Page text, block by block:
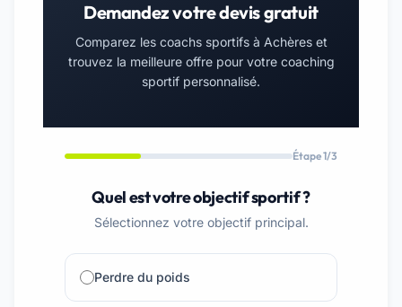
Demandez votre devis gratuit
Comparez les coachs sportifs à Achères et
trouvez la meilleure offre pour votre coaching
sportif personnalisé.
Étape 1/3
Quel est votre objectif sportif ?
Sélectionnez votre objectif principal.
Perdre du poids